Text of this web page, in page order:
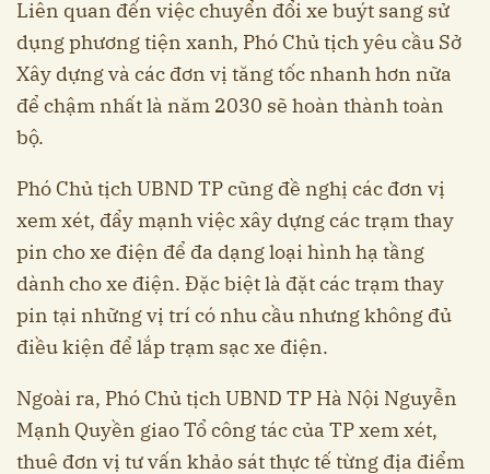
Liên quan đến việc chuyển đổi xe buýt sang sử
dụng phương tiện xanh, Phó Chủ tịch yêu cầu Sở
Xây dựng và các đơn vị tăng tốc nhanh hơn nữa
để chậm nhất là năm 2030 sẽ hoàn thành toàn
bộ.
Phó Chủ tịch UBND TP cũng đề nghị các đơn vị
xem xét, đẩy mạnh việc xây dựng các trạm thay
pin cho xe điện để đa dạng loại hình hạ tầng
dành cho xe điện. Đặc biệt là đặt các trạm thay
pin tại những vị trí có nhu cầu nhưng không đủ
điều kiện để lắp trạm sạc xe điện.
Ngoài ra, Phó Chủ tịch UBND TP Hà Nội Nguyễn
Mạnh Quyền giao Tổ công tác của TP xem xét,
thuê đơn vị tư vấn khảo sát thực tế từng địa điểm